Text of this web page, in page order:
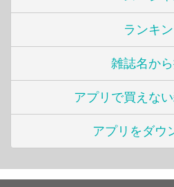
ランキ
雑誌名か
アプリで買えな
アプリをダウ